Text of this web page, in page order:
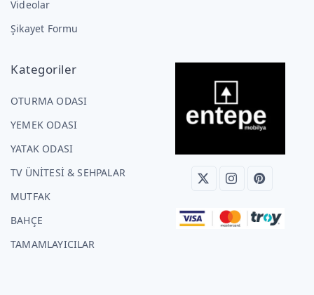
Videolar
Şikayet Formu
Kategoriler
OTURMA ODASI
YEMEK ODASI
YATAK ODASI
TV ÜNİTESİ & SEHPALAR
MUTFAK
BAHÇE
TAMAMLAYICILAR